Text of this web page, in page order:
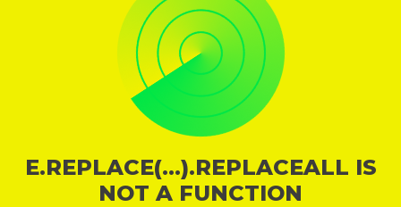
E.REPLACE(...).REPLACEALL IS
NOT A FUNCTION